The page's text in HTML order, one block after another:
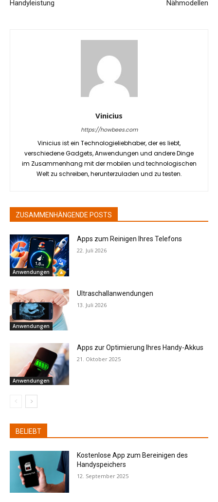
Handyleistung
Nähmodellen
Vinicius
https://howbees.com
Vinicius ist ein Technologieliebhaber, der es liebt,
verschiedene Gadgets, Anwendungen und andere Dinge
im Zusammenhang mit der mobilen und technologischen
Welt zu schreiben, herunterzuladen und zu testen.
ZUSAMMENHÄNGENDE POSTS
Anwendungen
Apps zum Reinigen Ihres Telefons
22. Juli 2026
Anwendungen
Ultraschallanwendungen
13. Juli 2026
Anwendungen
Apps zur Optimierung Ihres Handy-Akkus
21. Oktober 2025
BELIEBT
Kostenlose App zum Bereinigen des
Handyspeichers
12. September 2025